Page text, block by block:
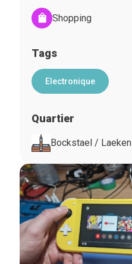
Shopping
Tags
Electronique
Quartier
Bockstael / Laeken